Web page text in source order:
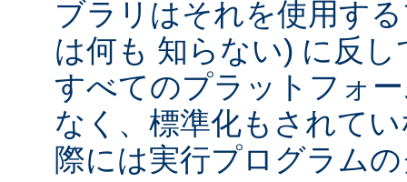
ブラリはそれを使用す
は何も 知らない) に反
すべてのプラットフォ
なく、標準化もされて
際には実行プログラム